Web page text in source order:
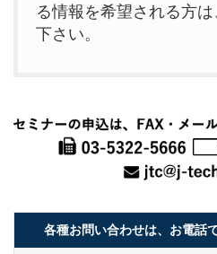
る情報を希望される方
下さい。
各種お問い合わせは、お電話